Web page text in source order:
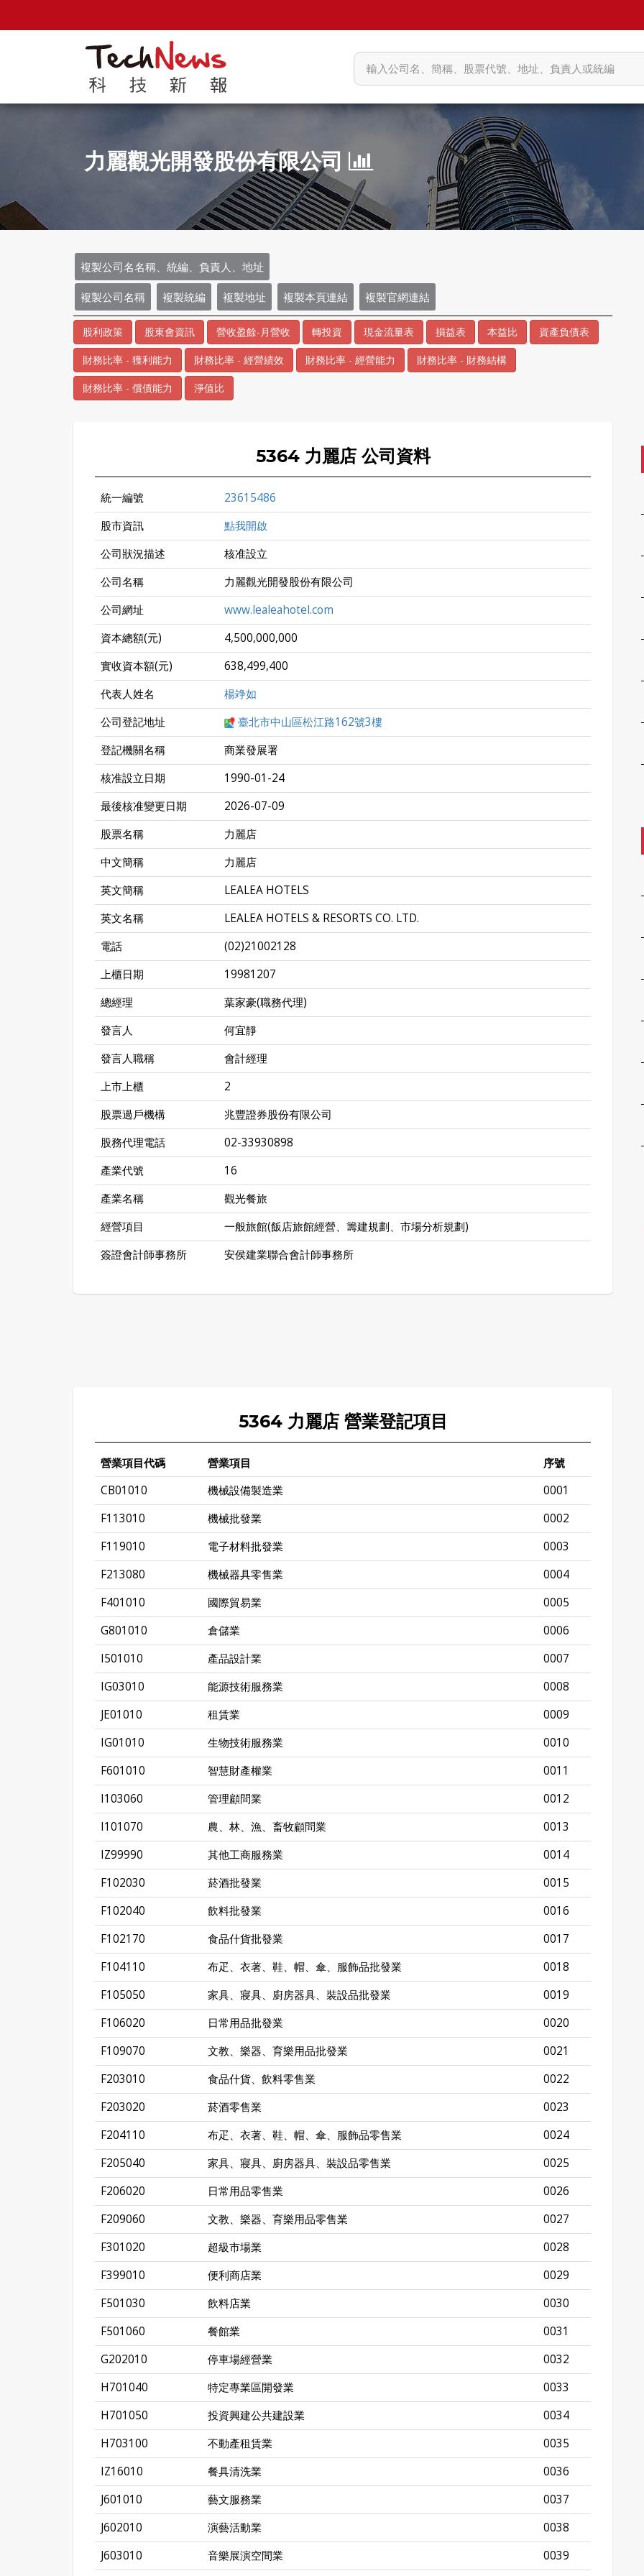
力麗觀光開發股份有限公司
複製公司名名稱、統編、負責人、地址
複製公司名稱 複製統編 複製地址 複製本頁連結 複製官網連結
股利政策 股東會資訊 營收盈餘-月營收 轉投資 現金流量表 損益表 本益比 資產負債表
財務比率 - 獲利能力 財務比率 - 經營績效 財務比率 - 經營能力 財務比率 - 財務結構
財務比率 - 償債能力 淨值比
5364 力麗店 公司資料
統一編號
23615486
股市資訊
點我開啟
公司狀況描述
核准設立
公司名稱
力麗觀光開發股份有限公司
公司網址
www.lealeahotel.com
資本總額(元)
4,500,000,000
實收資本額(元)
638,499,400
代表人姓名
楊竫如
公司登記地址
臺北市中山區松江路162號3樓
登記機關名稱
商業發展署
核准設立日期
1990-01-24
最後核准變更日期
2026-07-09
股票名稱
力麗店
中文簡稱
力麗店
英文簡稱
LEALEA HOTELS
英文名稱
LEALEA HOTELS & RESORTS CO. LTD.
電話
(02)21002128
上櫃日期
19981207
總經理
葉家豪(職務代理)
發言人
何宜靜
發言人職稱
會計經理
上市上櫃
2
股票過戶機構
兆豐證券股份有限公司
股務代理電話
02-33930898
產業代號
16
產業名稱
觀光餐旅
經營項目
一般旅館(飯店旅館經營、籌建規劃、市場分析規劃)
簽證會計師事務所
安侯建業聯合會計師事務所
5364 力麗店 營業登記項目
營業項目代碼 營業項目 序號
CB01010 機械設備製造業
0001
F113010
機械批發業
0002
F119010
電子材料批發業
0003
F213080
機械器具零售業
0004
F401010
國際貿易業
0005
G801010
倉儲業
0006
I501010
產品設計業
0007
IG03010
能源技術服務業
0008
JE01010
租賃業
0009
IG01010
生物技術服務業
0010
F601010
智慧財產權業
0011
I103060
管理顧問業
0012
I101070
農、林、漁、畜牧顧問業
0013
IZ99990
其他工商服務業
0014
F102030
菸酒批發業
0015
F102040
飲料批發業
0016
F102170
食品什貨批發業
0017
F104110
布疋、衣著、鞋、帽、傘、服飾品批發業
0018
F105050
家具、寢具、廚房器具、裝設品批發業
0019
F106020
日常用品批發業
0020
F109070
文教、樂器、育樂用品批發業
0021
F203010
食品什貨、飲料零售業
0022
F203020
菸酒零售業
0023
F204110
布疋、衣著、鞋、帽、傘、服飾品零售業
0024
F205040
家具、寢具、廚房器具、裝設品零售業
0025
F206020
日常用品零售業
0026
F209060
文教、樂器、育樂用品零售業
0027
F301020
超級市場業
0028
F399010
便利商店業
0029
F501030
飲料店業
0030
F501060
餐館業
0031
G202010
停車場經營業
0032
H701040
特定專業區開發業
0033
H701050
投資興建公共建設業
0034
H703100
不動產租賃業
0035
IZ16010
餐具清洗業
0036
J601010
藝文服務業
0037
J602010
演藝活動業
0038
J603010
音樂展演空間業 0039